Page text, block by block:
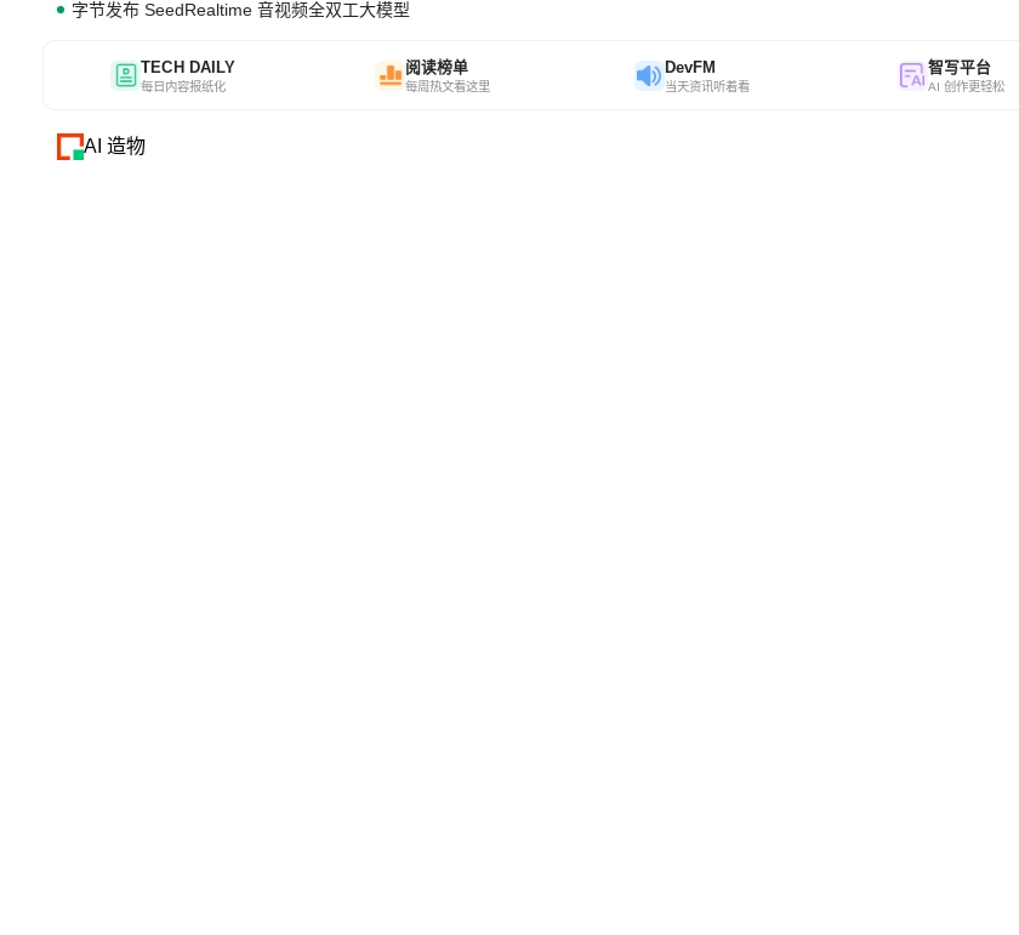
字节发布 SeedRealtime 音视频全双工大模型
TECH DAILY
每日内容报纸化
阅读榜单
每周热文看这里
DevFM
当天资讯听着看
智写平台
AI 创作更轻松
AI 造物